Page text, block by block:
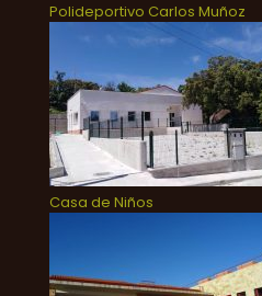
Polideportivo Carlos Muñoz
Casa de Niños